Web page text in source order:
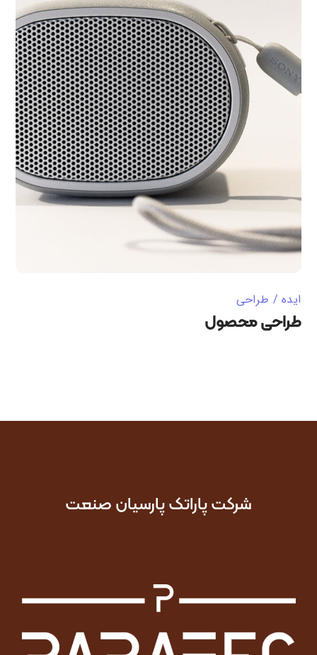
ایده طراحی
طراحی محصول
شرکت پاراتک پارسیان صنعت